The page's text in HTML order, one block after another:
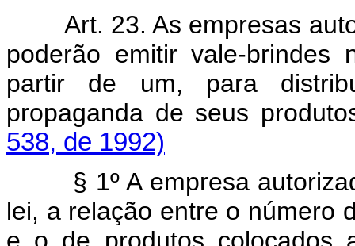
Art. 23. As empresas
poderão emitir vale-brindes
partir de um, para
propaganda de seus
538, de 1992)
§ 1º A empresa
lei, a relação entre o número